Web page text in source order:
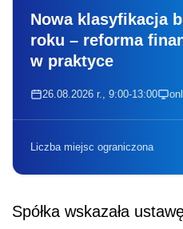
Nowa klasyfikacja
roku – reforma
w praktyce
26.08.2026 r., 9:00-13:00
Liczba miejsc ograniczona
Spółka wskazała